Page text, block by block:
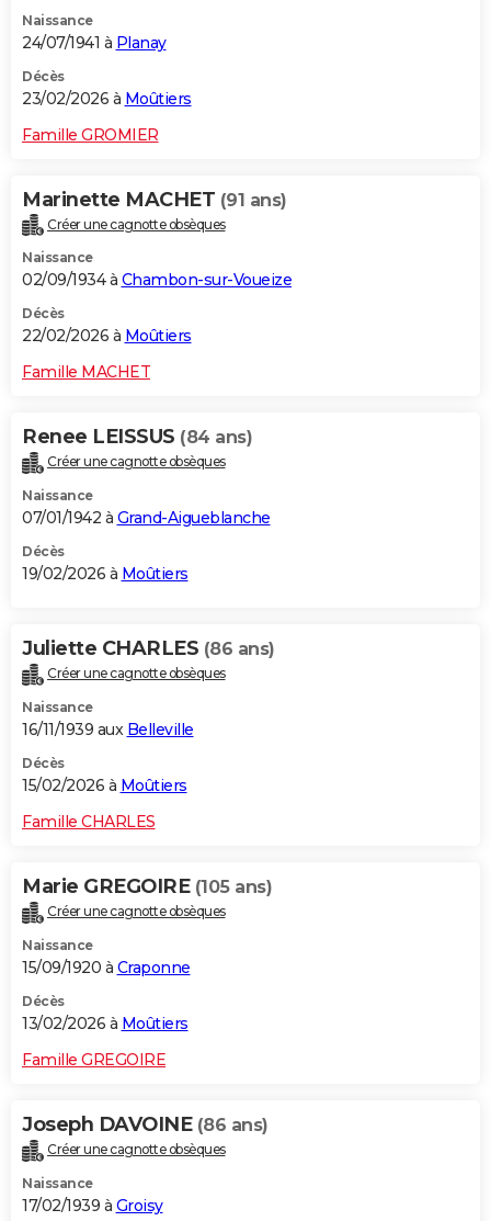
Naissance
24/07/1941 à Planay
Décès
23/02/2026 à Moûtiers
Famille GROMIER
Marinette MACHET (91 ans)
Créer une cagnotte obsèques
Naissance
02/09/1934 à Chambon-sur-Voueize
Décès
22/02/2026 à Moûtiers
Famille MACHET
Renee LEISSUS (84 ans)
Créer une cagnotte obsèques
Naissance
07/01/1942 à Grand-Aigueblanche
Décès
19/02/2026 à Moûtiers
Juliette CHARLES (86 ans)
Créer une cagnotte obsèques
Naissance
16/11/1939 aux Belleville
Décès
15/02/2026 à Moûtiers
Famille CHARLES
Marie GREGOIRE (105 ans)
Créer une cagnotte obsèques
Naissance
15/09/1920 à Craponne
Décès
13/02/2026 à Moûtiers
Famille GREGOIRE
Joseph DAVOINE (86 ans)
Créer une cagnotte obsèques
Naissance
17/02/1939 à Groisy